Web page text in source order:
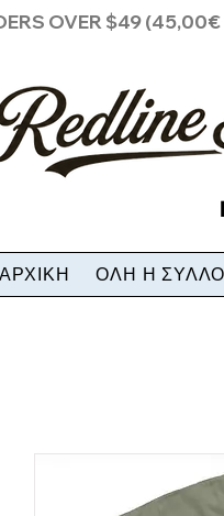
OVER $49 (45,00€
ΑΡΧΙΚΗ ΟΛΗ Η